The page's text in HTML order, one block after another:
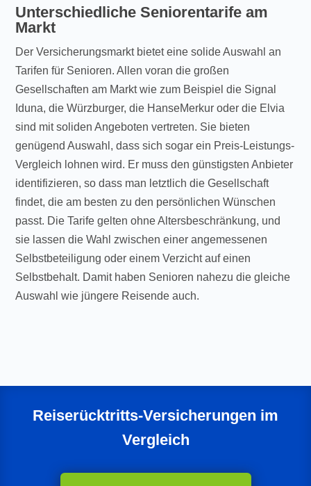
Unterschiedliche Seniorentarife am
Markt
Der Versicherungsmarkt bietet eine solide Auswahl an
Tarifen für Senioren. Allen voran die großen
Gesellschaften am Markt wie zum Beispiel die Signal
Iduna, die Würzburger, die HanseMerkur oder die Elvia
sind mit soliden Angeboten vertreten. Sie bieten
genügend Auswahl, dass sich sogar ein Preis-Leistungs-
Vergleich lohnen wird. Er muss den günstigsten Anbieter
identifizieren, so dass man letztlich die Gesellschaft
findet, die am besten zu den persönlichen Wünschen
passt. Die Tarife gelten ohne Altersbeschränkung, und
sie lassen die Wahl zwischen einer angemessenen
Selbstbeteiligung oder einem Verzicht auf einen
Selbstbehalt. Damit haben Senioren nahezu die gleiche
Auswahl wie jüngere Reisende auch.
Reiserücktritts-Versicherungen im
Vergleich